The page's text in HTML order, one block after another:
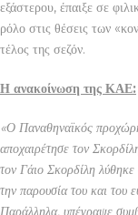
εξάστερου, έπαιξε σε
ρόλο στις θέσεις των
τέλος της σεζόν.
Η ανακοίνωση της ΚΑΕ:
«Ο Παναθηναϊκός
αποχαιρέτησε τον
τον Γάιο Σκορδίλη
την παρουσία του και του
Παράλληλα, υπέγραψε